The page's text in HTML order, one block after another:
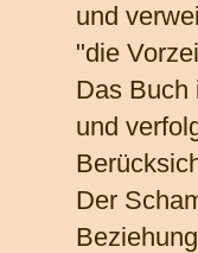
und
"die
Das Buch
und
Der